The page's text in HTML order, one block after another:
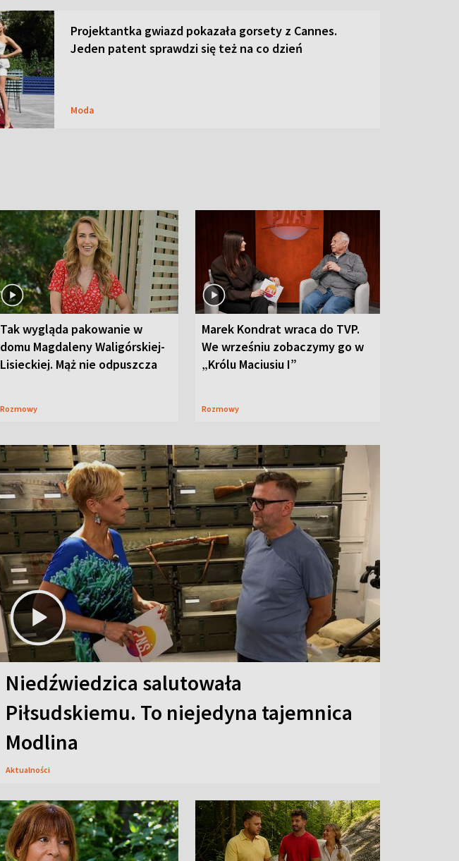
Projektantka gwiazd pokazała gorsety z Cannes.
Jeden patent sprawdzi się też na co dzień
Moda
Tak wygląda pakowanie w
domu Magdaleny Waligórskiej-
Lisieckiej. Mąż nie odpuszcza
Rozmowy
Marek Kondrat wraca do TVP.
We wrześniu zobaczymy go w
„Królu Maciusiu I”
Rozmowy
Niedźwiedzica salutowała
Piłsudskiemu. To niejedyna tajemnica
Modlina
Aktualności